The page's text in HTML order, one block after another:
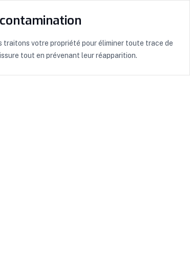
traitons votre propriété pour éliminer toute trace de
tout en prévenant leur réapparition.